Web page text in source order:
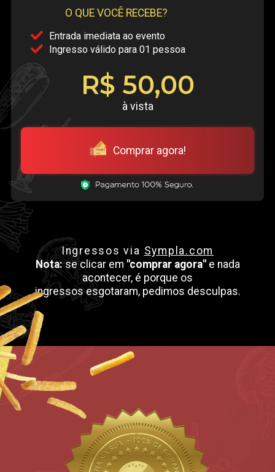
O QUE VOCÊ RECEBE?
Entrada imediata ao evento
Ingresso válido para 01 pessoa
R$ 50,00
à vista
Comprar agora!
Ingressos via Sympla.com
Nota: se clicar em "comprar agora"e nada
acontecer, é porque os
ingressos esgotaram, pedimos desculpas.